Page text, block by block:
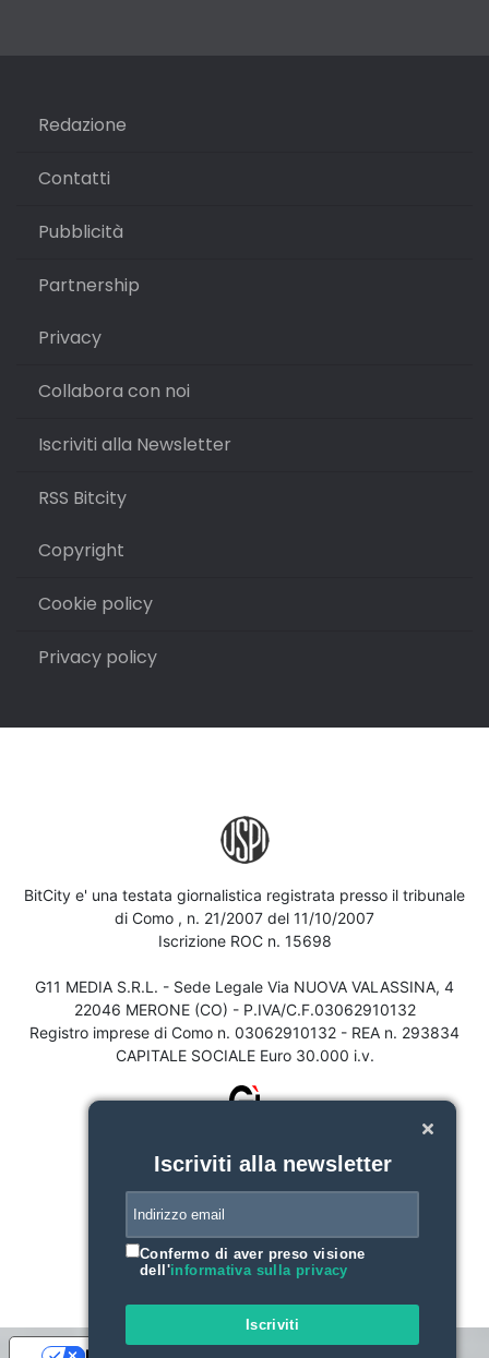
Redazione
Contatti
Pubblicità
Partnership
Privacy
Collabora con noi
Iscriviti alla Newsletter
RSS Bitcity
Copyright
Cookie policy
Privacy policy
BitCity e' una testata giornalistica registrata presso il tribunale
di Como , n. 21/2007 del 11/10/2007
Iscrizione ROC n. 15698
G11 MEDIA S.R.L. - Sede Legale Via NUOVA VALASSINA, 4
22046 MERONE (CO) - P.IVA/C.F.03062910132
Registro imprese di Como n. 03062910132 - REA n. 293834
CAPITALE SOCIALE Euro 30.000 i.v.
Iscriviti alla newsletter
Confermo di aver preso visione
dell'informativa sulla privacy
Iscriviti